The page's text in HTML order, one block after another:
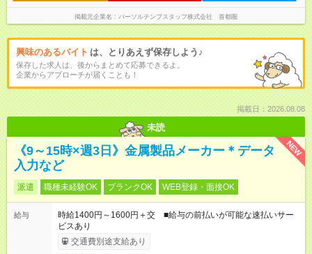
掲載元企業名 パーソルテンプスタッフ株式会社 首都圏
興味のあるバイト は、とりあえず保存しよう♪
保存した求人は、後からまとめて応募できるよ。
企業からアプローチが届くことも！
掲載日：2026.08.08
未読
NEW
《9～15時×週3日》金属製品メーカー＊データ
入力など
派遣 職種未経験OK ブランクOK WEB登録・面接OK
給与
時給1400円～1600円＋交 ■給与の前払いが可能な速払いサー
ビスあり
交通費別途支給あり